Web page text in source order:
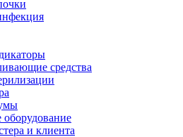
средства
оборудование
и клиента